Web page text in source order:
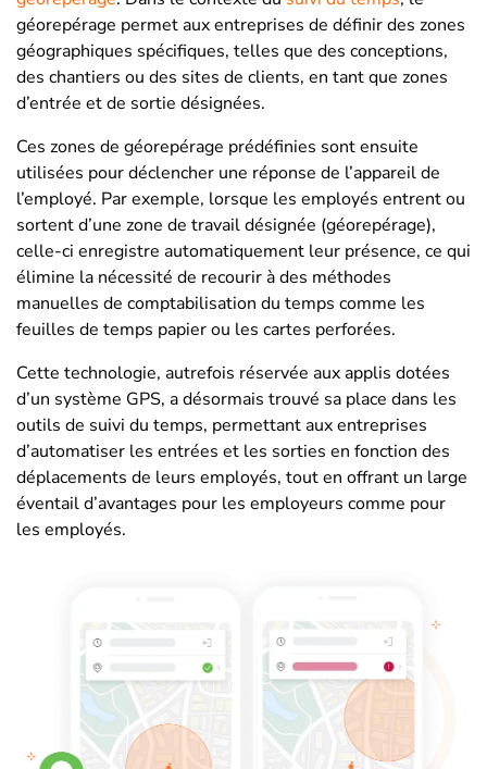
géorepérage permet aux entreprises de définir des zones
géographiques spécifiques, telles que des conceptions,
des chantiers ou des sites de clients, en tant que zones
d’entrée et de sortie désignées.
Ces zones de géorepérage prédéfinies sont ensuite
utilisées pour déclencher une réponse de l’appareil de
l’employé. Par exemple, lorsque les employés entrent ou
sortent d’une zone de travail désignée (géorepérage),
celle-ci enregistre automatiquement leur présence, ce qui
élimine la nécessité de recourir à des méthodes
manuelles de comptabilisation du temps comme les
feuilles de temps papier ou les cartes perforées.
Cette technologie, autrefois réservée aux applis dotées
d’un système GPS, a désormais trouvé sa place dans les
outils de suivi du temps, permettant aux entreprises
d’automatiser les entrées et les sorties en fonction des
déplacements de leurs employés, tout en offrant un large
éventail d’avantages pour les employeurs comme pour
les employés.